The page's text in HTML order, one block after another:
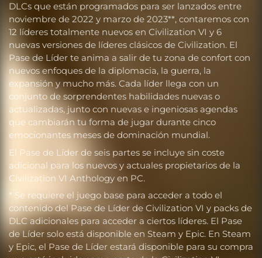
DLCs que están programados para ser lanzados entre
noviembre de 2022 y marzo de 2023**, contaremos con
12 líderes totalmente nuevos en Civilization VI y 6
nuevas versiones de líderes clásicos de Civilization. El
Pase de Líder te anima a salir de tu zona de confort con
nuevos enfoques de la diplomacia, la guerra, la
expansión y mucho más. Cada líder llega con un
conjunto de sorprendentes habilidades nuevas o
actualizadas, junto con nuevas e ingeniosas agendas
que cambiarán tu forma de jugar durante cinco
emocionantes meses de dominación mundial.
El Pase de Líder de seis partes se incluye sin coste
adicional para los nuevos y actuales propietarios de la
Civilization VI Anthology en PC.
* Se requiere el juego base para acceder a todo el
contenido del Pase de Líder de Civilization VI y packs de
DLC adicionales para acceder a ciertos líderes. El Pase
de Líder solo está disponible en Steam y Epic. En Steam
y Epic, el Pase de Líder estará disponible para su compra